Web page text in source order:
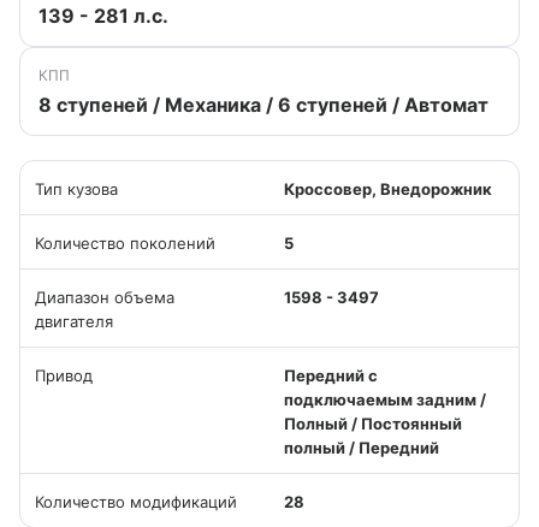
139 - 281 л.с.
КПП
8 ступеней / Механика / 6 ступеней / Автомат
Тип кузова Кроссовер, Внедорожник
Количество поколений 5
Диапазон объема
двигателя
1598 - 3497
Привод
Передний с
подключаемым задним /
Полный / Постоянный
полный / Передний
Количество модификаций 28